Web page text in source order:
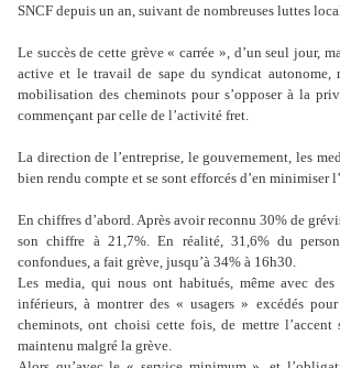
SNCF depuis un an, suivant de nombreuses luttes
Le succès de cette grève « carrée », d’un seul jour,
active et le travail de sape du syndicat autonome,
mobilisation des cheminots pour s’opposer à la
commençant par celle de l’activité fret.
La direction de l’entreprise, le gouvernement, les
bien rendu compte et se sont efforcés d’en minimiser
En chiffres d’abord. Après avoir reconnu 30% de
son chiffre à 21,7%. En réalité, 31,6% du
confondues, a fait grève, jusqu’à 34% à 16h30.
Les media, qui nous ont habitués, même avec
inférieurs, à montrer des « usagers » excédés
cheminots, ont choisi cette fois, de mettre
maintenu malgré la grève.